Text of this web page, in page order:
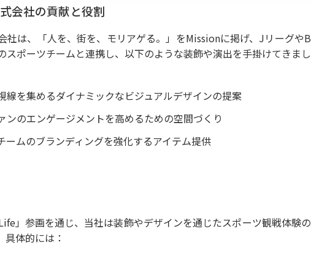
会社の貢献と役割
社は、「人を、街を、モリアゲる。」をMissionに掲げ、JリーグやB
スポーツチームと連携し、以下のような装飾や演出を手掛けてきまし
線を集めるダイナミックなビジュアルデザインの提案
ンのエンゲージメントを高めるための空間づくり
ームのブランディングを強化するアイテム提供
」参画を通じ、当社は装飾やデザインを通じたスポーツ観戦体験の
具体的には：